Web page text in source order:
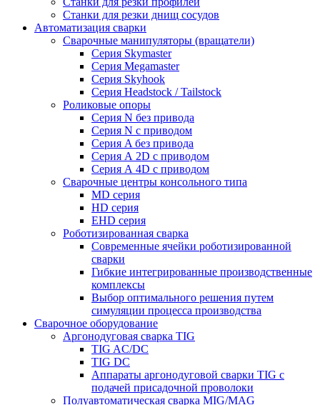
Станки для резки днищ сосудов
Автоматизация сварки
Сварочные манипуляторы (вращатели)
Серия Skymaster
Серия Megamaster
Серия Skyhook
Серия Headstock / Tailstock
Роликовые опоры
Серия N без привода
Серия N с приводом
Серия A без привода
Серия А 2D с приводом
Серия А 4D с приводом
Сварочные центры консольного типа
MD серия
HD серия
EHD серия
Роботизированная сварка
Современные ячейки роботизированной
сварки
Гибкие интегрированные производственные
комплексы
Выбор оптимального решения путем
симуляции процесса производства
Сварочное оборудование
Аргонодуговая сварка TIG
TIG AC/DC
TIG DC
Аппараты аргонодуговой сварки TIG с
подачей присадочной проволоки
Полуавтоматическая сварка MIG/MAG